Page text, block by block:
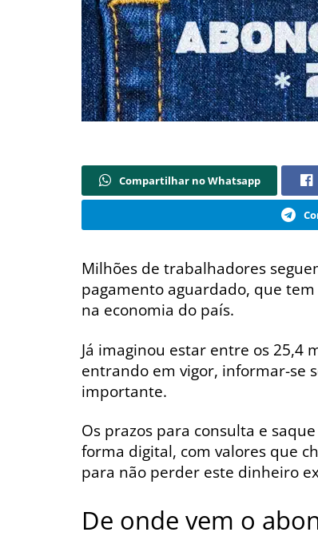
Compartilhar no Whatsapp
Milhões de trabalhadores
pagamento aguardado, que
na economia do país.
Já imaginou estar entre os 25,4
entrando em vigor, informar-se
importante.
Os prazos para consulta e
forma digital, com valores que
para não perder este dinheiro
De onde vem o